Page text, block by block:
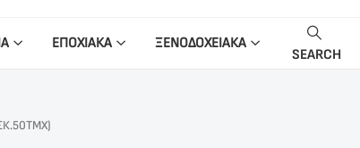
ΕΠΟΧΙΑΚΑ ΞΕΝΟΔΟΧΕΙΑΚΑ
SEARCH